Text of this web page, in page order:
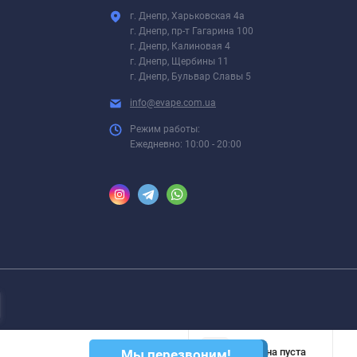
г. Днепр, Харьковская 4а
г. Днепр, пр-т Гагарина 100
г. Днепр, Калиновая 4
г. Днепр, Щербины 11
г. Днепр, Бульвар Славы 5
info@evape.com.ua
Режим работы:
Ежедневно: 10:00 - 20:00
Корзина пуста